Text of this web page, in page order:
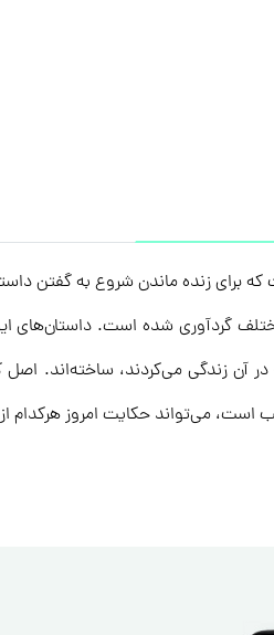
برای زنده ماندن شروع به گفتن
گردآوری شده است.
آن زندگی می‌کردند، ساخته‌اند.
می‌تواند حکایت امروز هرکدام